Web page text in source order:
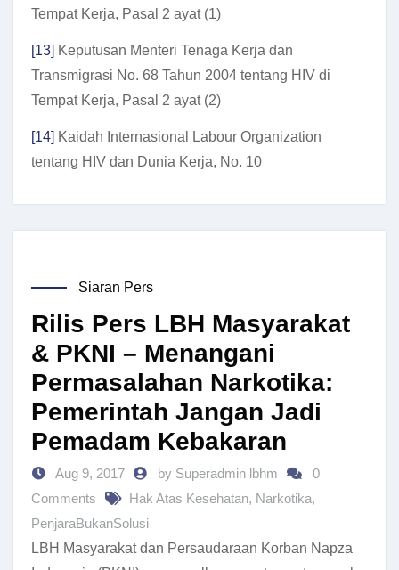
Tempat Kerja, Pasal 2 ayat (1)
[13] Keputusan Menteri Tenaga Kerja dan
Transmigrasi No. 68 Tahun 2004 tentang HIV di
Tempat Kerja, Pasal 2 ayat (2)
[14] Kaidah Internasional Labour Organization
tentang HIV dan Dunia Kerja, No. 10
Siaran Pers
Rilis Pers LBH Masyarakat
& PKNI – Menangani
Permasalahan Narkotika:
Pemerintah Jangan Jadi
Pemadam Kebakaran
Aug 9, 2017 by Superadmin lbhm
0
Comments
Hak Atas Kesehatan, Narkotika,
PenjaraBukanSolusi
LBH Masyarakat dan Persaudaraan Korban Napza